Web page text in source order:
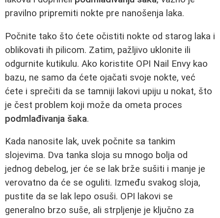
pravilno pripremiti nokte pre nanošenja laka.
Počnite tako što ćete očistiti nokte od starog laka i
oblikovati ih pilicom. Zatim, pažljivo uklonite ili
odgurnite kutikulu. Ako koristite OPI Nail Envy kao
bazu, ne samo da ćete ojačati svoje nokte, već
ćete i sprečiti da se tamniji lakovi upiju u nokat, što
je čest problem koji može da ometa proces
podmlađivanja šaka.
Kada nanosite lak, uvek počnite sa tankim
slojevima. Dva tanka sloja su mnogo bolja od
jednog debelog, jer će se lak brže sušiti i manje je
verovatno da će se oguliti. Između svakog sloja,
pustite da se lak lepo osuši. OPI lakovi se
generalno brzo suše, ali strpljenje je ključno za